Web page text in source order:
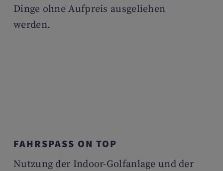
Dinge ohne Aufpreis ausgeliehen
werden.
FAHRSPASS ON TOP
Nutzung der Indoor-Golfanlage und der